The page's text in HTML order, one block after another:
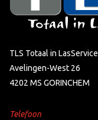
TLS Totaal in LasService
Avelingen-West 26
4202 MS GORINCHEM
Telefoon